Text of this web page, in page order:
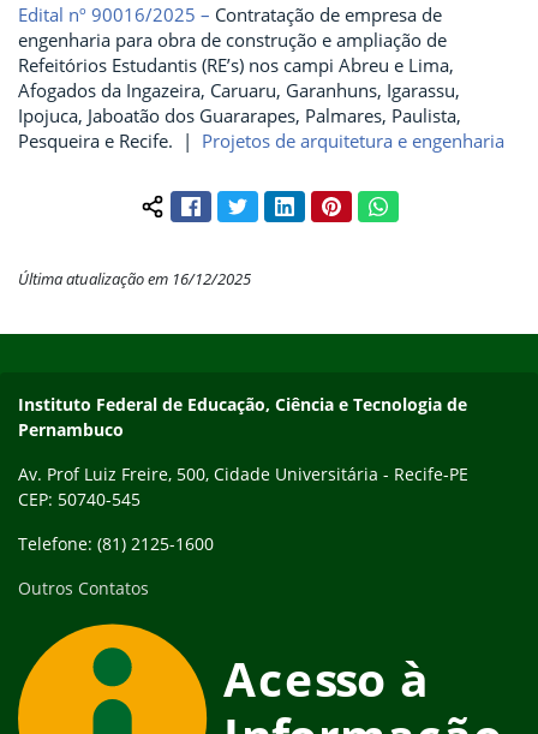
Edital nº 90016/2025 – Contratação de empresa de
engenharia para obra de construção e ampliação de
Refeitórios Estudantis (RE’s) nos campi Abreu e Lima,
Afogados da Ingazeira, Caruaru, Garanhuns, Igarassu,
Ipojuca, Jaboatão dos Guararapes, Palmares, Paulista,
Pesqueira e Recife. | Projetos de arquitetura e engenharia
Compartilhar conteúdo:
FacebookTwitterLinkedInPinterestWhatsApp
Última atualização em 16/12/2025
Instituto Federal de Educação, Ciência e Tecnologia de
Pernambuco
Av. Prof Luiz Freire, 500, Cidade Universitária - Recife-PE
CEP: 50740-545
Telefone: (81) 2125-1600
Outros Contatos